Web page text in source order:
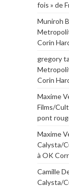
fois » de
Muniroh
Corin
gregory
Corin
Maxime
Films/
pont
Maxime
Calysta/
à OK
Camille
Calysta/